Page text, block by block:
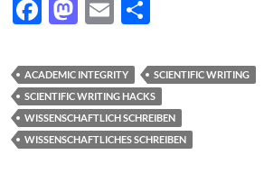
F
e
b
o
o
M
to
d
o
n
E
ail le
n
ACADEMIC INTEGRITY
SCIENTIFIC WRITING
SCIENTIFIC WRITING HACKS
WISSENSCHAFTLICH SCHREIBEN
WISSENSCHAFTLICHES SCHREIBEN